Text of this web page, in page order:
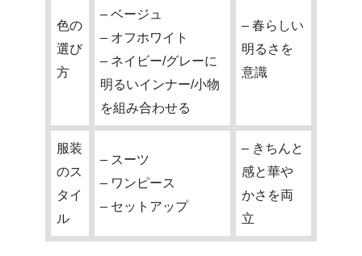
色の
選び
方
– ベージュ
– オフホワイト
– ネイビー/グレーに
明るいインナー/小物
を組み合わせる
– 春らしい
明るさを
意識
服装
のス
タイ
ル
– スーツ
– ワンピース
– セットアップ
– きちんと
感と華や
かさを両
立